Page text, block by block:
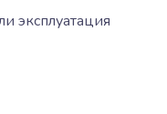
эксплуатация